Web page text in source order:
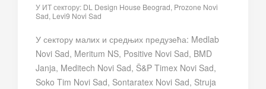
У ИТ сектору: DL Design House Beograd, Prozone Novi
Sad, Levi9 Novi Sad
У сектору малих и средњих предузећа: Medlab
Novi Sad, Meritum NS, Positive Novi Sad, BMD
Janja, Meditech Novi Sad, Š&P Timex Novi Sad,
Soko Tim Novi Sad, Sontaratex Novi Sad, Struja